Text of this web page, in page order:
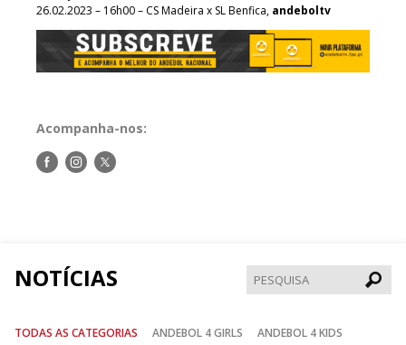
26.02.2023 – 16h00 – CS Madeira x SL Benfica, andeboltv
Acompanha-nos:
Siga-Siga-Siga-
NOTÍCIAS
TODAS AS CATEGORIAS ANDEBOL 4 GIRLS
ANDEBOL 4 KIDS